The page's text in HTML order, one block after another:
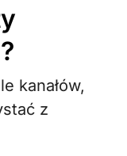
kanałów,
z